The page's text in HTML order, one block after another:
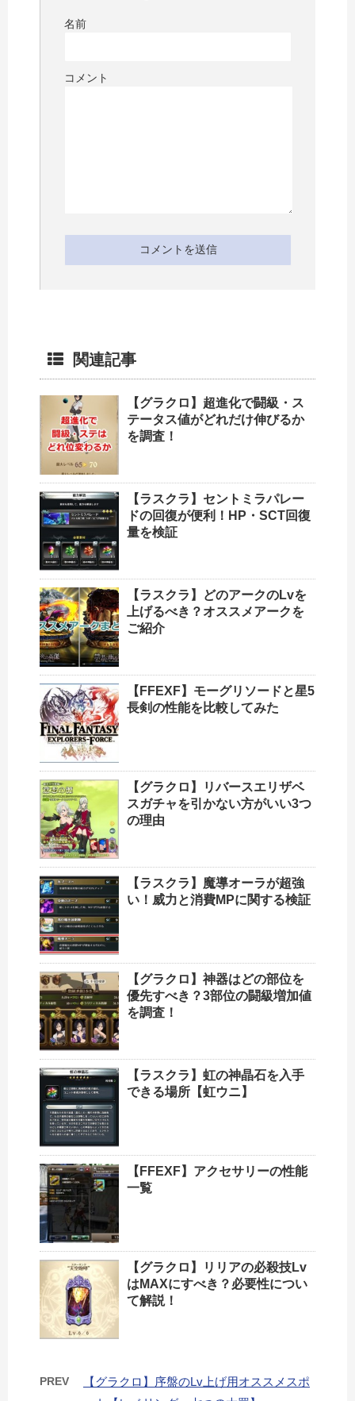
名前
コメント
関連記事
【グラクロ】超進化で闘級・ス
テータス値がどれだけ伸びるか
を調査！
【ラスクラ】セントミラパレー
ドの回復が便利！HP・SCT回復
量を検証
【ラスクラ】どのアークのLvを
上げるべき？オススメアークを
ご紹介
【FFEXF】モーグリソードと星5
長剣の性能を比較してみた
【グラクロ】リバースエリザベ
スガチャを引かない方がいい3つ
の理由
【ラスクラ】魔導オーラが超強
い！威力と消費MPに関する検証
【グラクロ】神器はどの部位を
優先すべき？3部位の闘級増加値
を調査！
【ラスクラ】虹の神晶石を入手
できる場所【虹ウニ】
【FFEXF】アクセサリーの性能
一覧
【グラクロ】リリアの必殺技Lv
はMAXにすべき？必要性につい
て解説！
PREV
【グラクロ】序盤のLv上げ用オススメスポ